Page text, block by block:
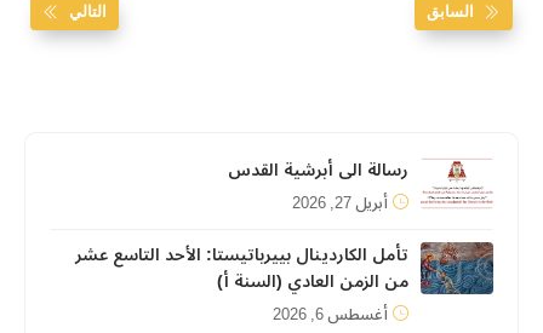
السابق التالي
رسالة الى أبرشية القدس
أبريل 27, 2026
تأمل الكاردينال بييرباتيستا: الأحد التاسع عشر
من الزمن العادي (السنة أ)
أغسطس 6, 2026